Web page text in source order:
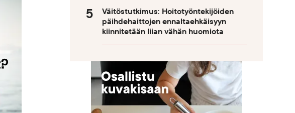
Väitöstutkimus: Hoitotyöntekijöiden
päihdehaittojen ennaltaehkäisyyn
kiinnitetään liian vähän huomiota